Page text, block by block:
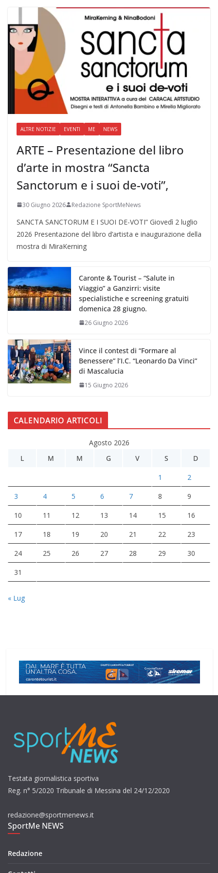
ALTRE NOTIZIE EVENTI ME NEWS
ARTE – Presentazione del libro
d’arte in mostra “Sancta
Sanctorum e i suoi de-voti”,
30 Giugno 2026 Redazione SportMeNews
SANCTA SANCTORUM E I SUOI DE-VOTI” Giovedì 2 luglio
2026 Presentazione del libro d’artista e inaugurazione della
mostra di MiraKerning
Caronte & Tourist – “Salute in
Viaggio” a Ganzirri: visite
specialistiche e screening gratuiti
domenica 28 giugno.
26 Giugno 2026
Vince il contest di “Formare al
Benessere” l’I.C. “Leonardo Da Vinci”
di Mascalucia
15 Giugno 2026
CALENDARIO ARTICOLI
Agosto 2026
L
M M G V S D
1 2
3 4 5 6 7 8 9
10 11 12 13 14 15 16
17 18 19 20 21 22 23
24 25 26 27 28 29 30
31
« Lug
Testata giornalistica sportiva
Reg. n° 5/2020 Tribunale di Messina del 24/12/2020
redazione@sportmenews.it
SportMe NEWS
Redazione